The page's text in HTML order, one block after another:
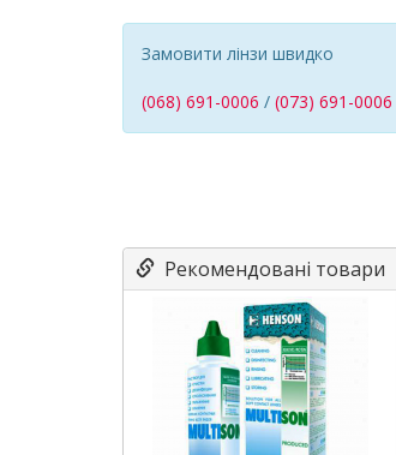
Замовити лінзи швидко
(068) 691-0006 / (073) 691-0006
Рекомендовані товари